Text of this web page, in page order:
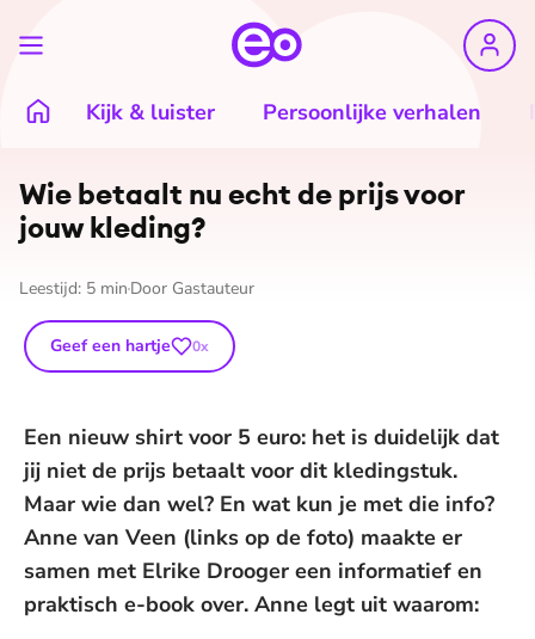
Kijk & luister Persoonlijke verhalen
Wie betaalt nu echt de prijs voor
jouw kleding?
Leestijd: 5 min Door Gastauteur
Geef een hartje 0x
Een nieuw shirt voor 5 euro: het is duidelijk dat
jij niet de prijs betaalt voor dit kledingstuk.
Maar wie dan wel? En wat kun je met die info?
Anne van Veen (links op de foto) maakte er
samen met Elrike Drooger een informatief en
praktisch e-book over. Anne legt uit waarom: